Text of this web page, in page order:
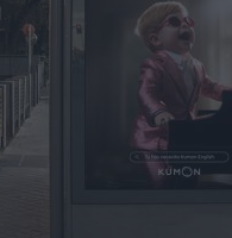
QUE SE DISFRUTA DOS VECES’, DE
DE DENTSU CREATIVE PARA ORANGE
CADA BOTELLA EN UNA
PERFECTO DEL VERANO’
TRANSFORMADOR DEL AUDIO EN SU